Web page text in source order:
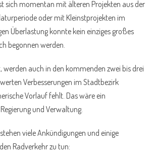
sich momentan mit älteren Projekten aus der
oder mit Kleinstprojekten im
Überlastung konnte kein einziges großes
begonnen werden.
werden auch in den kommenden zwei bis drei
Verbesserungen im Stadtbezirk
Vorlauf fehlt. Das wäre ein
und Verwaltung.
viele Ankündigungen und einige
Radverkehr zu tun: